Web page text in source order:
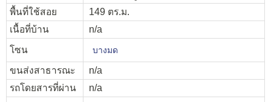
พื้นที่ใช้สอย
149 ตร.ม.
เนื้อที่บ้าน
n/a
โซน
บางมด
ขนส่งสาธารณะ
n/a
รถโดยสารที่ผ่าน
n/a